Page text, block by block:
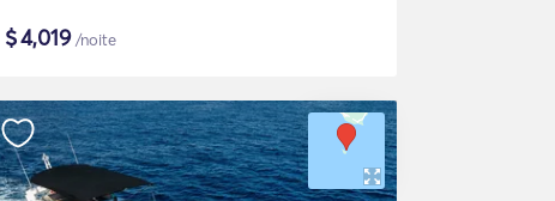
$4,019/noite